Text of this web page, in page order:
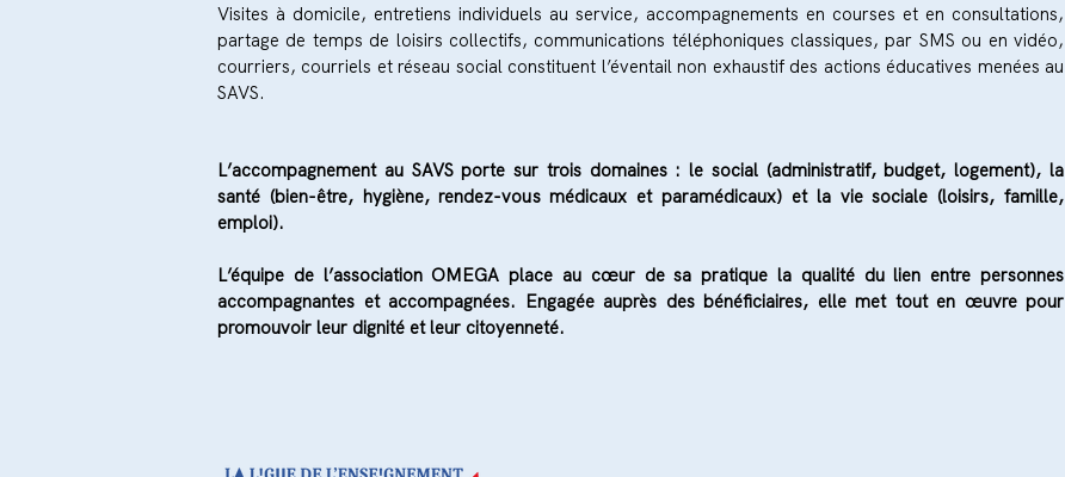
Visites à domicile, entretiens individuels au service, accompagnements en courses et en consultations,
partage de temps de loisirs collectifs, communications téléphoniques classiques, par SMS ou en vidéo,
courriers, courriels et réseau social constituent l’éventail non exhaustif des actions éducatives menées au
SAVS.
L’accompagnement au SAVS porte sur trois domaines : le social (administratif, budget, logement), la
santé (bien-être, hygiène, rendez-vous médicaux et paramédicaux) et la vie sociale (loisirs, famille,
emploi).
L’équipe de l’association OMEGA place au cœur de sa pratique la qualité du lien entre personnes
accompagnantes et accompagnées. Engagée auprès desbénéficiaires, elle met tout en œuvre pour
promouvoir leur dignité et leur citoyenneté.